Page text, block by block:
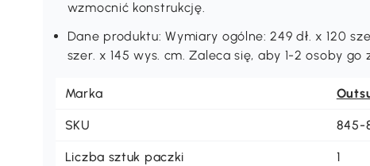
wzmocnić konstrukcję.
Dane produktu: Wymiary ogólne: 249 dł. x 120
szer. x 145 wys. cm. Zaleca się, aby 1-2 osoby go
Marka
SKU 845-
Liczba sztuk paczki 1